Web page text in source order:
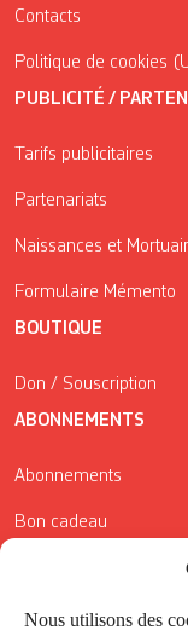
Nous utilisons des
Contacts
Politique de cookies
PUBLICITÉ /
Tarifs publicitaires
Partenariats
Naissances et
Formulaire Mémento
BOUTIQUE
Don / Souscription
ABONNEMENTS
Abonnements
Bon cadeau
Conditions générales
Réductions de la